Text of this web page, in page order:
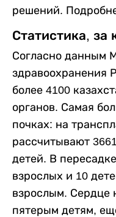
решений.
Статистика, за
Согласно данным
здравоохранения
более 4100
органов. Самая
почках: на
рассчитывают
детей. В
взрослых и 10
взрослым. Сердце
пятерым детям,